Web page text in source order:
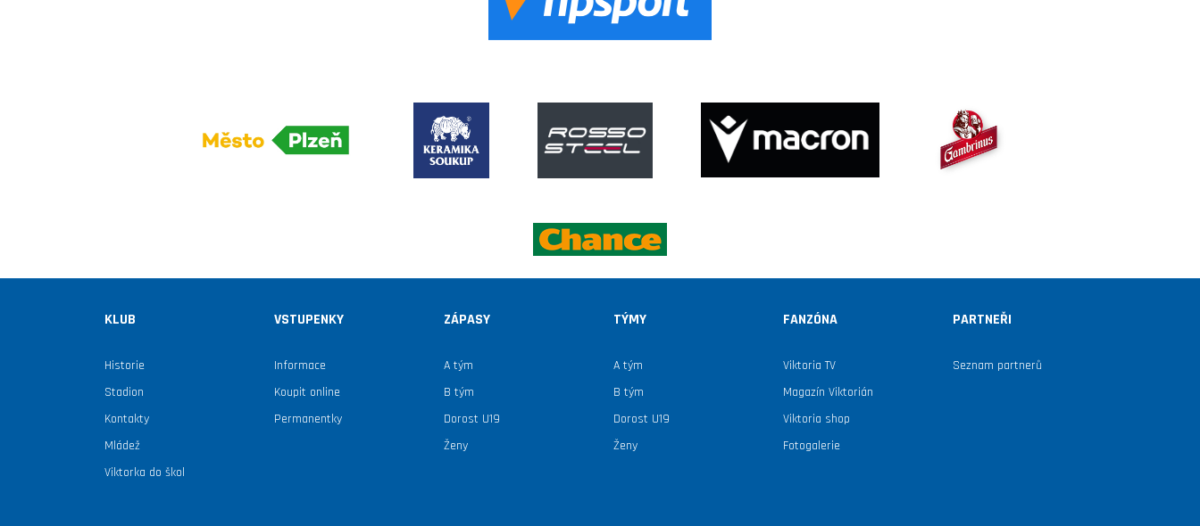
KLUB
Historie
Stadion
Kontakty
Mládež
Viktorka do škol
VSTUPENKY
Informace
Koupit online
Permanentky
ZÁPASY
A tým
B tým
Dorost U19
Ženy
TÝMY
A tým
B tým
Dorost U19
Ženy
FANZÓNA
Viktoria TV
Magazín Viktorián
Viktoria shop
Fotogalerie
PARTNEŘI
Seznam partnerů